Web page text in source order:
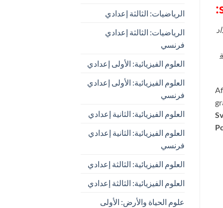
الرياضيات: الثالثة إعدادي
الرياضيات: الثالثة إعدادي
فرنسي
العلوم الفيزيائية: الأولى إعدادي
العلوم الفيزيائية: الأولى إعدادي
فرنسي
العلوم الفيزيائية: الثانية إعدادي
العلوم الفيزيائية: الثانية إعدادي
فرنسي
العلوم الفيزيائية: الثالثة إعدادي
العلوم الفيزيائية: الثالثة إعدادي
علوم الحياة والأرض: الأولى